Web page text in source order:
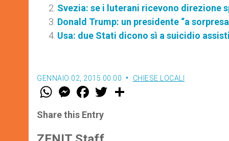
Svezia: se i luterani ricevono direzione
Donald Trump: un presidente “a
Usa: due Stati dicono sì a suicidio
GENNAIO 02, 2015 00:00 CHIESE LOCALI
W
t
s
p
M
e
s
e
g
F
a
e
b
o
w
Share this Entry